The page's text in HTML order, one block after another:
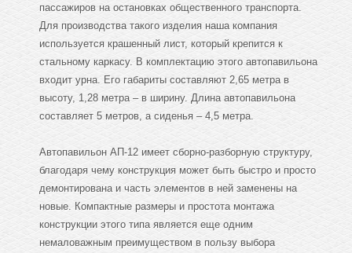
пассажиров на остановках общественного транспорта.
Для производства такого изделия наша компания
используется крашенный лист, который крепится к
стальному каркасу. В комплектацию этого автопавильона
входит урна. Его габариты составляют 2,65 метра в
высоту, 1,28 метра – в ширину. Длина автопавильона
составляет 5 метров, а сиденья – 4,5 метра.
Автопавильон АП-12 имеет сборно-разборную структуру,
благодаря чему конструкция может быть быстро и просто
демонтирована и часть элементов в ней заменены на
новые. Компактные размеры и простота монтажа
конструкции этого типа является еще одним
немаловажным преимуществом в пользу выбора